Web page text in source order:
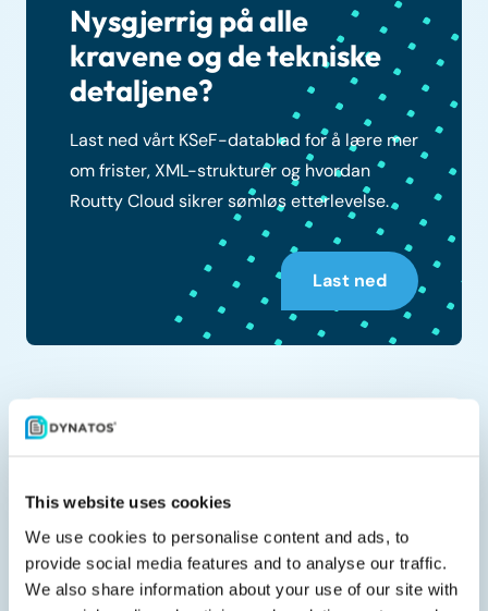
This website uses cookies
We use cookies to personalise content and ads, to
provide social media features and to analyse our traffic.
We also share information about your use of our site with
Nysgjerrig på alle
kravene og de tekniske
detaljene?
Last ned vårt KSeF-datablad for å lære mer
om frister, XML-strukturer og hvordan
Routty Cloud sikrer sømløs etterlevelse.
Last ned
Del med kollegaene dine
Relaterte dokumenter